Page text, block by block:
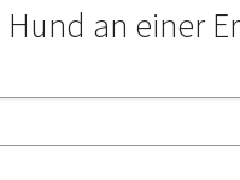
an einer